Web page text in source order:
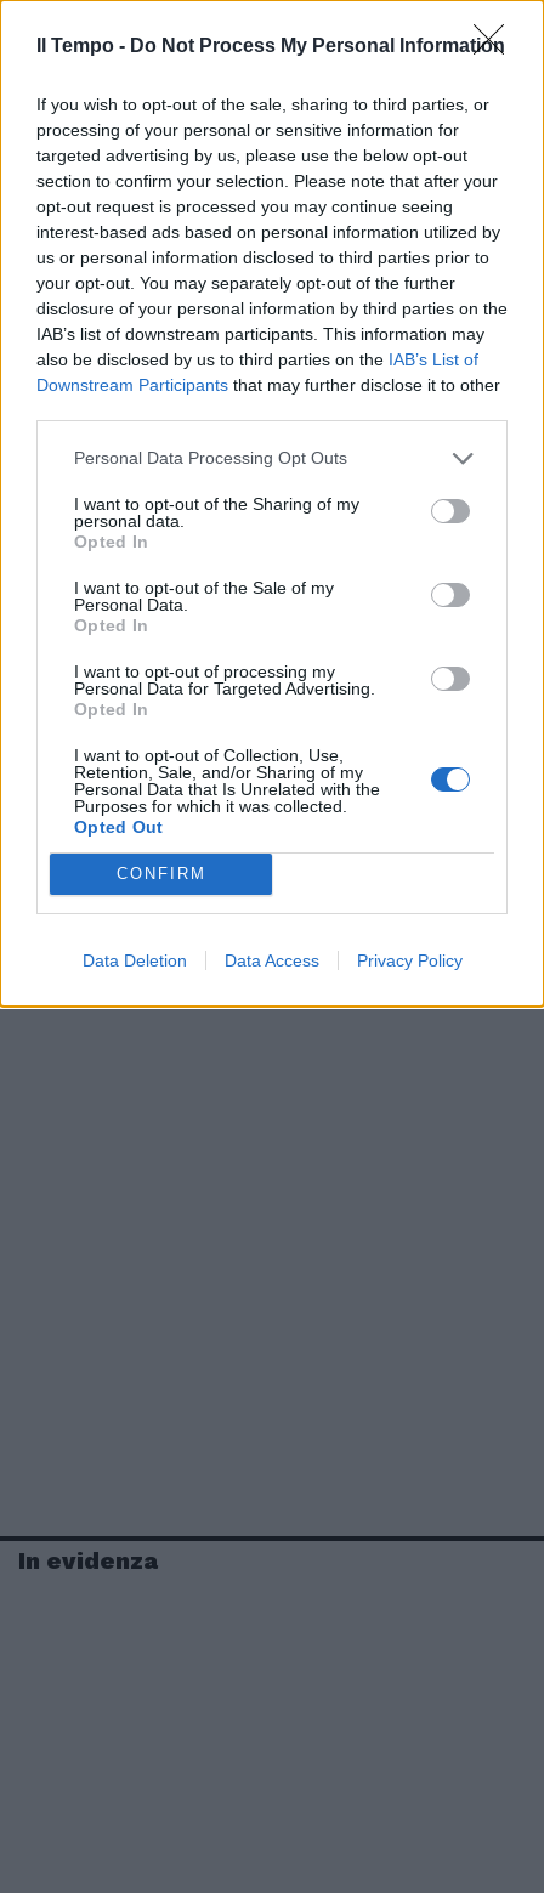
Il Tempo - Do Not Process My Personal Information
If you wish to opt-out of the sale, sharing to third parties, or
processing of your personal or sensitive information for
targeted advertising by us, please use the below opt-out
section to confirm your selection. Please note that after your
opt-out request is processed you may continue seeing
interest-based ads based on personal information utilized by
us or personal information disclosed to third parties prior to
your opt-out. You may separately opt-out of the further
disclosure of your personal information by third parties on the
IAB’s list of downstream participants. This information may
also be disclosed by us to third parties on the IAB’s List of
Downstream Participants that may further disclose it to other
Personal Data Processing Opt Outs
I want to opt-out of the Sharing of my
personal data.
Opted In
I want to opt-out of the Sale of my
Personal Data.
Opted In
I want to opt-out of processing my
Personal Data for Targeted Advertising.
Opted In
I want to opt-out of Collection, Use,
Retention, Sale, and/or Sharing of my
Personal Data that Is Unrelated with the
Purposes for which it was collected.
Opted Out
CONFIRM
Data Deletion Data Access Privacy Policy
In evidenza